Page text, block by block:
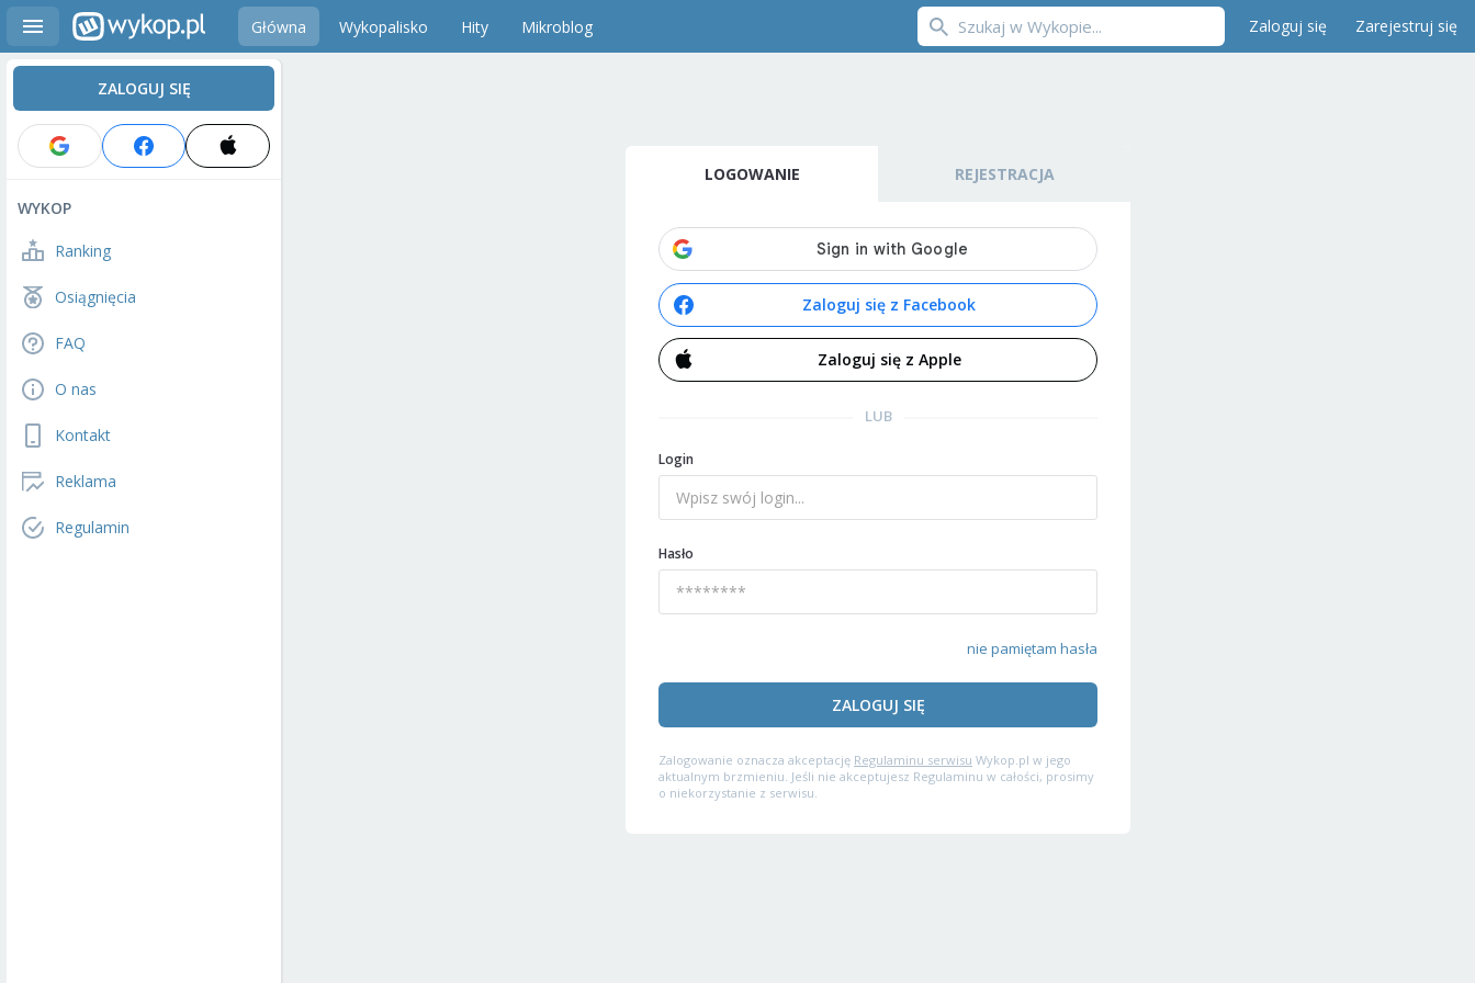
Główna Wykopalisko Hity Mikroblog Zaloguj się Zarejestruj się
ZALOGUJ SIĘ
WYKOP
Ranking
Osiągnięcia
FAQ
O nas
Kontakt
Reklama
Regulamin
LOGOWANIE REJESTRACJA
Zaloguj się z Facebook
Zaloguj się z Apple
LUB
Login
Hasło
nie pamiętam hasła
ZALOGUJ SIĘ
Zalogowanie oznacza akceptację Regulaminu serwisu Wykop.pl w jego
aktualnym brzmieniu. Jeśli nie akceptujesz Regulaminu w całości, prosimy
o niekorzystanie z serwisu.